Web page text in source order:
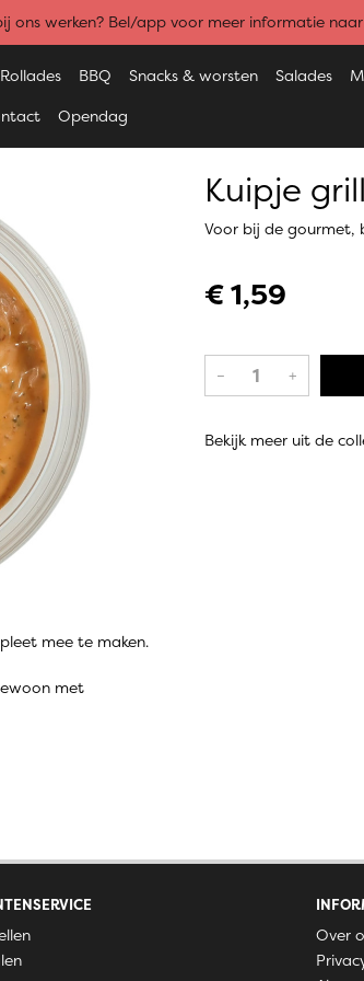
ons werken? Bel/app voor meer informatie
Rollades BBQ Snacks & worsten Salades
Opendag
mee te maken.
met
Kuipje
Voor bij de gourmet,
€ 1,59
– +
Bekijk meer uit de
Over